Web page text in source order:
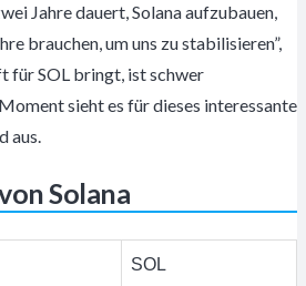
Jahre dauert, Solana aufzubauen,
brauchen, um uns zu stabilisieren”,
für SOL bringt, ist schwer
sieht es für dieses interessante
aus.
Solana
SOL